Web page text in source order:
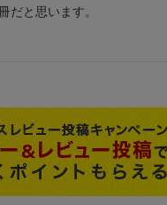
だと思います。